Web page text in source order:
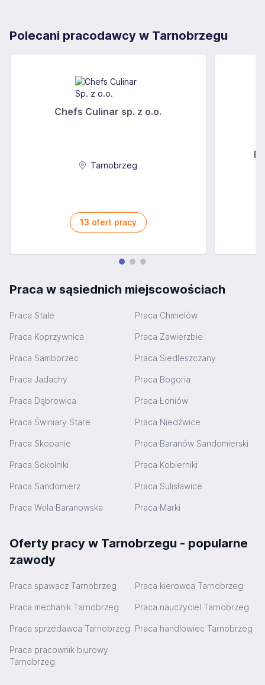
Polecani pracodawcy w Tarnobrzegu
Chefs Culinar sp. z o.o.
Tarnobrzeg
13 ofert pracy
Praca w sąsiednich miejscowościach
Praca Stale Praca Chmielów
Praca Koprzywnica Praca Zawierzbie
Praca Samborzec Praca Siedleszczany
Praca Jadachy Praca Bogoria
Praca Dąbrowica Praca Łoniów
Praca Świniary Stare Praca Niedźwice
Praca Skopanie Praca Baranów Sandomierski
Praca Sokolniki Praca Kobierniki
Praca Sandomierz Praca Sulisławice
Praca Wola Baranowska Praca Marki
Oferty pracy w Tarnobrzegu - popularne
zawody
Praca spawacz Tarnobrzeg Praca kierowca Tarnobrzeg
Praca mechanik Tarnobrzeg Praca nauczyciel Tarnobrzeg
Praca sprzedawca Tarnobrzeg Praca handlowiec Tarnobrzeg
Praca pracownik biurowy
Tarnobrzeg